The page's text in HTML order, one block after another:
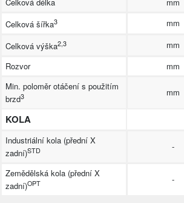
Celková šířka3 mm
Celková výška2,3
mm
Rozvor
mm
Min. poloměr otáčení s použitím
brzd3 mm
KOLA
Industriální kola (přední X
zadní)STD -
Zemědělská kola (přední X
zadní)OPT -